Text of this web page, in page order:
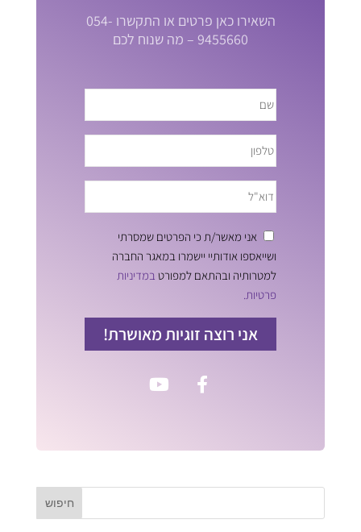
השאירו כאן פרטים או התקשרו 054-
9455660 – מה שנוח לכם
אני מאשר/ת כי הפרטים שמסרתי
ושייאספו אודותיי יישמרו במאגר החברה
למטרותיה ובהתאם למפורט במדיניות
פרטיות.
אני רוצה זוגיות מאושרת!